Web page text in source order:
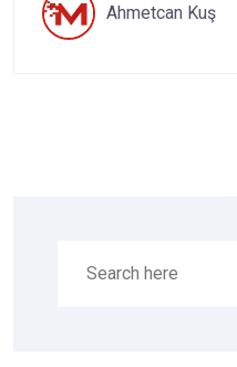
Ahmetcan Kuş